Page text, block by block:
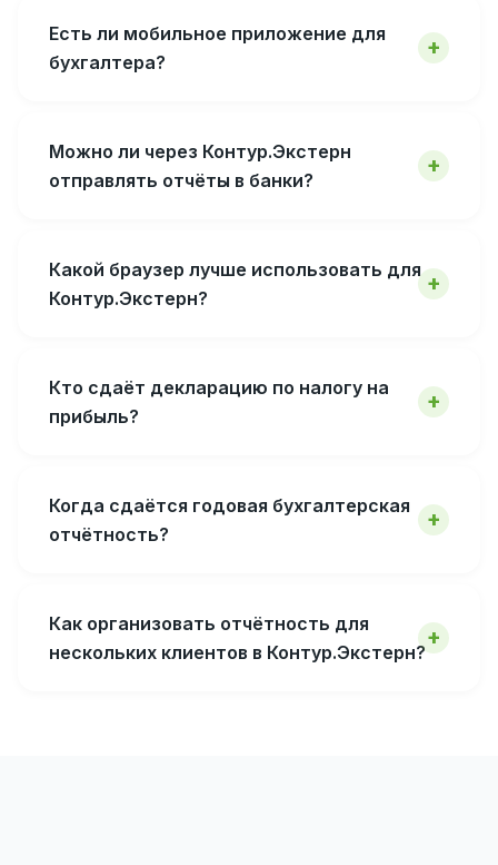
Есть ли мобильное приложение для
бухгалтера?
Можно ли через Контур.Экстерн
отправлять отчёты в банки?
Какой браузер лучше использовать для
Контур.Экстерн?
Кто сдаёт декларацию по налогу на
прибыль?
Когда сдаётся годовая бухгалтерская
отчётность?
Как организовать отчётность для
нескольких клиентов в Контур.Экстерн?